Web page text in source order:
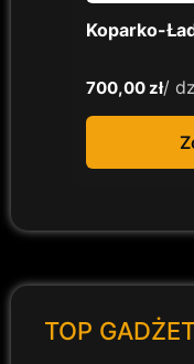
Koparko-
700,00 zł/
TOP